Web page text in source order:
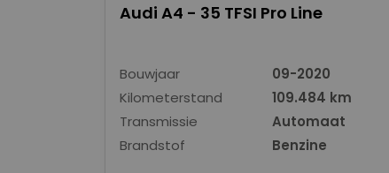
Audi A4 - 35 TFSI Pro Line
Bouwjaar
09-2020
Kilometerstand
109.484 km
Transmissie
Automaat
Brandstof
Benzine